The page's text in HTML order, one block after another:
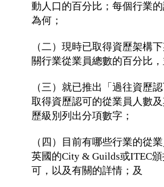
動人口的百分比；每個行業
為何；
（二）現時已取得資歷架構
關行業從業員總數的百分比
（三）就已推出「過往資歷
取得資歷認可的從業員人數
歷級別列出分項數字；
（四）目前有哪些行業的從
英國的City & Guilds或ITEC
可，以及有關的詳情；及